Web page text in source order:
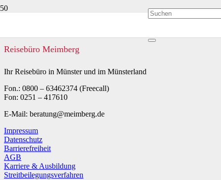
Reisebüro Meimberg
Ihr Reisebüro in Münster und im Münsterland
Fon.: 0800 – 63462374 (Freecall)
Fon: 0251 – 417610
E-Mail: beratung@meimberg.de
Impressum
Datenschutz
Barrierefreiheit
AGB
Karriere & Ausbildung
Streitbeilegungsverfahren